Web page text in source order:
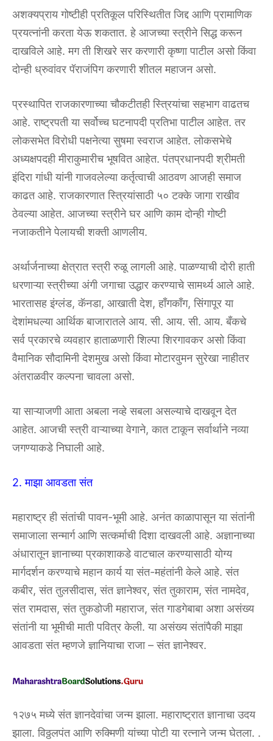
अशक्यप्राय गोष्टीही प्रतिकूल परिस्थितीत जिद्द आणि प्रामाणिक
प्रयत्नांनी करता येऊ शकतात. हे आजच्या स्त्रीने सिद्ध करून
दाखविले आहे. मग ती शिखरे सर करणारी कृष्णा पाटील असो किंवा
दोन्ही ध्रुवांवर पॅराजंपिग करणारी शीतल महाजन असो.
प्रस्थापित राजकारणाच्या चौकटीतही स्त्रियांचा सहभाग वाढतच
आहे. राष्ट्रपती या सर्वोच्च घटनापदी प्रतिभा पाटील आहेत. तर
लोकसभेत विरोधी पक्षनेत्या सुषमा स्वराज आहेत. लोकसभेचे
अध्यक्षपदही मीराकुमारीच भूषवित आहेत. पंतप्रधानपदी श्रीमती
इंदिरा गांधी यांनी गाजवलेल्या कर्तृत्वाची आठवण आजही समाज
काढत आहे. राजकारणात स्त्रियांसाठी ५० टक्के जागा राखीव
ठेवल्या आहेत. आजच्या स्त्रीने घर आणि काम दोन्ही गोष्टी
नजाकतीने पेलायची शक्ती आणलीय.
अर्थार्जनाच्या क्षेत्रात स्त्री रुळू लागली आहे. पाळण्याची दोरी हाती
धरणाऱ्या स्त्रीच्या अंगी जगाचा उद्धार करण्याचे सामर्थ्य आले आहे.
भारतासह इंग्लंड, कॅनडा, आखाती देश, हाँगकाँग, सिंगापूर या
देशांमधल्या आर्थिक बाजारातले आय. सी. आय. सी. आय. बँकचे
सर्व प्रकारचे व्यवहार हाताळणारी शिल्पा शिरगावकर असो किंवा
वैमानिक सौदामिनी देशमुख असो किंवा मोटारवुमन सुरेखा नाहीतर
अंतराळवीर कल्पना चावला असो.
या साऱ्याजणी आता अबला नव्हे सबला असल्याचे दाखवून देत
आहेत. आजची स्त्री वाऱ्याच्या वेगाने, कात टाकून सर्वार्थाने नव्या
जगण्याकडे निघाली आहे.
2. माझा आवडता संत
महाराष्ट्र ही संतांची पावन-भूमी आहे. अनंत काळापासून या संतांनी
समाजाला सन्मार्ग आणि सत्कर्माची दिशा दाखवली आहे. अज्ञानाच्या
अंधारातून ज्ञानाच्या प्रकाशाकडे वाटचाल करण्यासाठी योग्य
मार्गदर्शन करण्याचे महान कार्य या संत-महंतांनी केले आहे. संत
कबीर, संत तुलसीदास, संत ज्ञानेश्वर, संत तुकाराम, संत नामदेव,
संत रामदास, संत तुकडोजी महाराज, संत गाडगेबाबा अशा असंख्य
संतांनी या भूमीची माती पवित्र केली. या असंख्य संतांपैकी माझा
आवडता संत म्हणजे ज्ञानियाचा राजा – संत ज्ञानेश्वर.
१२७५ मध्ये संत ज्ञानदेवांचा जन्म झाला. महाराष्ट्रात ज्ञानाचा उदय
झाला. विठ्ठलपंत आणि रुक्मिणी यांच्या पोटी या रत्नाने जन्म घेतला. .